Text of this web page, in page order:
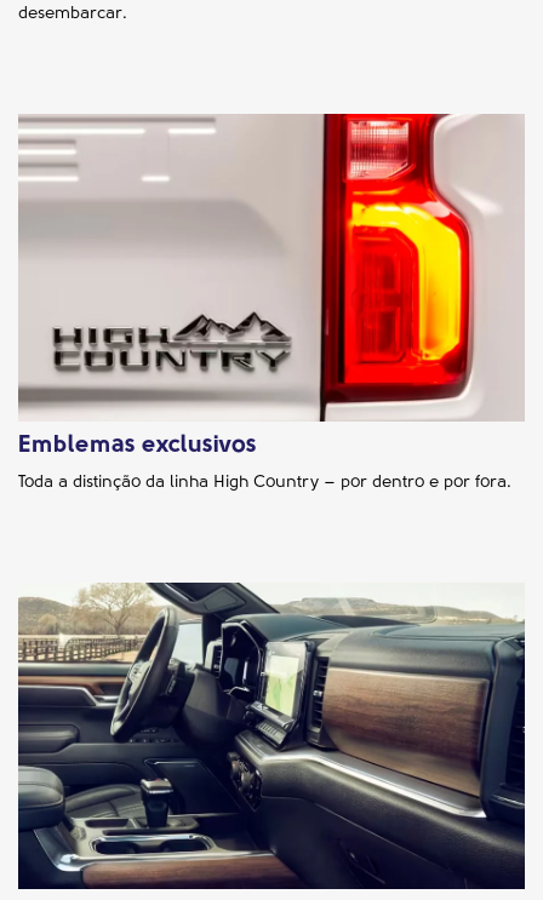
desembarcar.
Emblemas exclusivos
Toda a distinção da linha High Country – por dentro e por fora.